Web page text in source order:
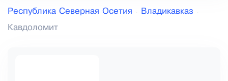
Республика Северная Осетия Владикавказ
Кавдоломит